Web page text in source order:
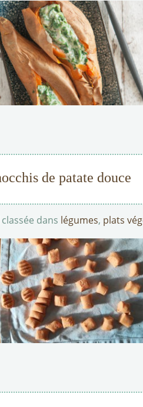
de patate douce
classée dans légumes, plats